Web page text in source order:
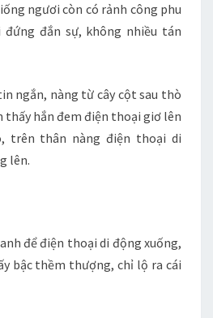
ngươi còn có rảnh công phu
đắn sự, không nhiều tán
ngắn, nàng từ cây cột sau thò
thấy hắn đem điện thoại giơ lên
trên thân nàng điện thoại di
lên.
để điện thoại di động xuống,
bậc thềm thượng, chỉ lộ ra cái